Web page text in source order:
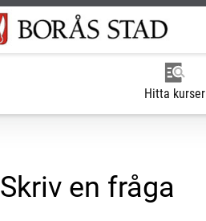
Hitta kurser
Skriv en fråga